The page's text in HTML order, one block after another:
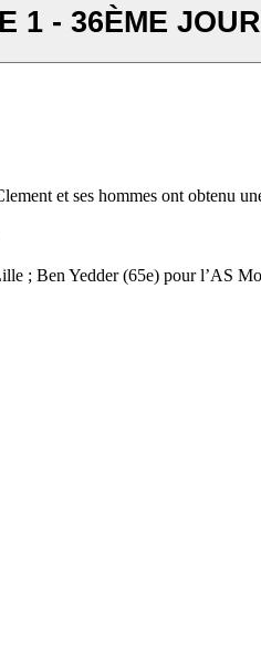
1 - 36ÈME
et ses hommes ont obtenu
; Ben Yedder (65e) pour l’AS